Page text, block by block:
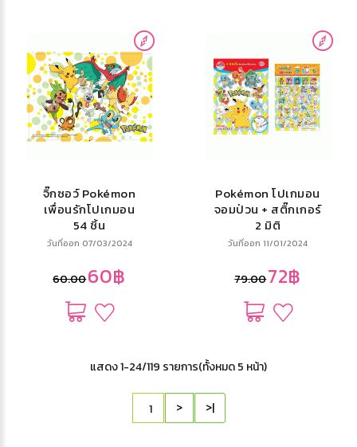
จิ๊กซอว์ Pokémon
เพื่อนรักโปเกมอน
54 ชิ้น
วันที่ออก 07/03/2024
60.0060฿
Pokémon โปเกมอน
จอมป่วน + สติ๊กเกอร์
2 มิติ
วันที่ออก 11/01/2024
79.0072฿
แสดง 1-24/119 รายการ(ทั้งหมด 5 หน้า)
> >|